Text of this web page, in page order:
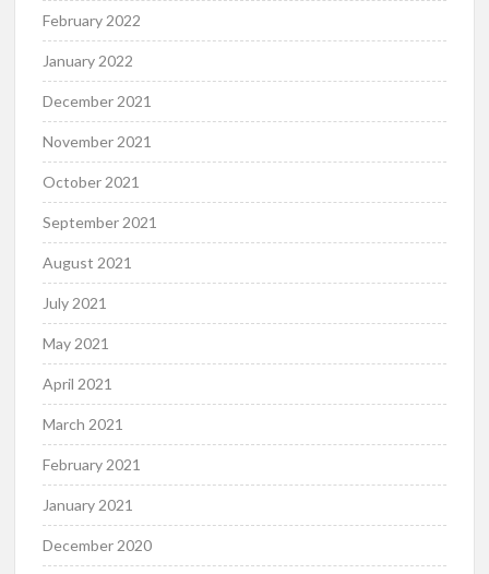
February 2022
January 2022
December 2021
November 2021
October 2021
September 2021
August 2021
July 2021
May 2021
April 2021
March 2021
February 2021
January 2021
December 2020